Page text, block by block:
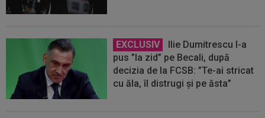
EXCLUSIV
Ilie Dumitrescu l-a
pus ”la zid” pe Becali, după
decizia de la FCSB: ”Te-ai stricat
cu ăla, îl distrugi și pe ăsta”